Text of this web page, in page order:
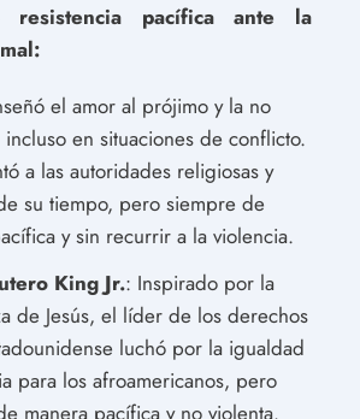
resistencia pacífica ante la
el amor al prójimo y la no
en situaciones de conflicto.
a las autoridades religiosas y
su tiempo, pero siempre de
y sin recurrir a la violencia.
King Jr.: Inspirado por la
de Jesús, el líder de los derechos
luchó por la igualdad
para los afroamericanos, pero
manera pacífica y no violenta.